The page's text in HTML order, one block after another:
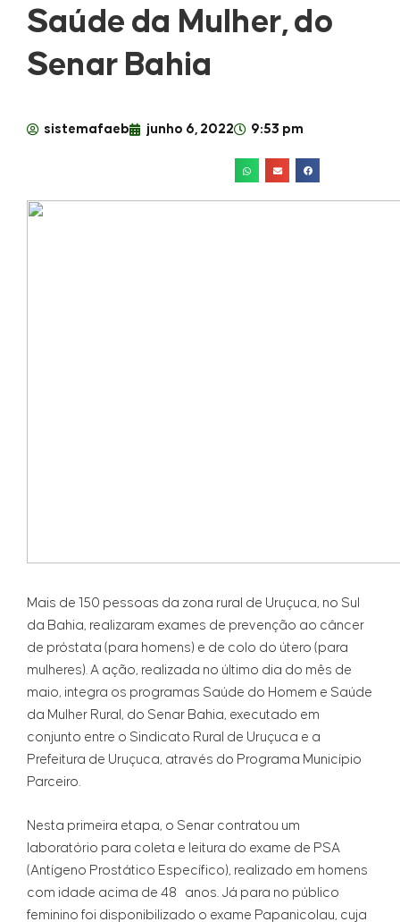
Saúde da Mulher, do
Senar Bahia
sistemafaeb junho 6, 2022 9:53 pm
Mais de 150 pessoas da zona rural de Uruçuca, no Sul
da Bahia, realizaram exames de prevenção ao câncer
de próstata (para homens) e de colo do útero (para
mulheres). A ação, realizada no último dia do mês de
maio, integra os programas Saúde do Homem e Saúde
da Mulher Rural, do Senar Bahia, executado em
conjunto entre o Sindicato Rural de Uruçuca e a
Prefeitura de Uruçuca, através do Programa Município
Parceiro.
Nesta primeira etapa, o Senar contratou um
laboratório para coleta e leitura do exame de PSA
(Antígeno Prostático Específico), realizado em homens
com idade acima de 48 anos. Já para no público
feminino foi disponibilizado o exame Papanicolau, cuja